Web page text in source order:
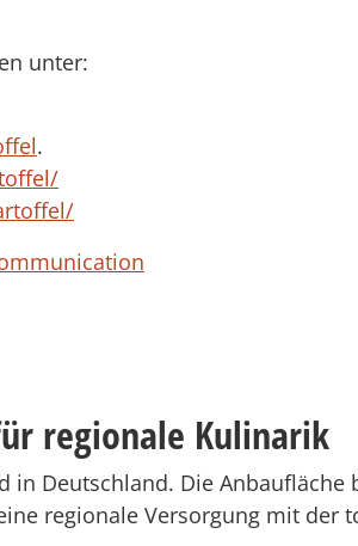
unter:
.
regionale Kulinarik
in Deutschland. Die
regionale Versorgung mit der